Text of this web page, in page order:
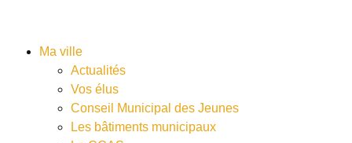
Ma ville
Actualités
Vos élus
Conseil Municipal des Jeunes
Les bâtiments municipaux